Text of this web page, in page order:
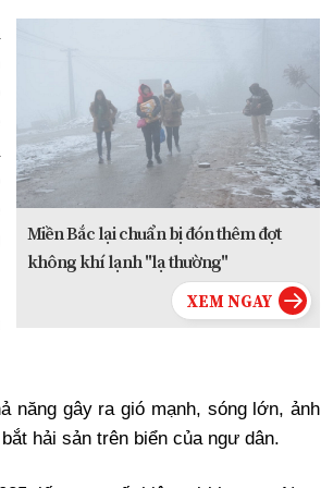
Miền Bắc lại chuẩn bị đón thêm đợt
không khí lạnh "lạ thường"
năng gây ra gió mạnh, sóng lớn, ảnh
hải sản trên biển của ngư dân.